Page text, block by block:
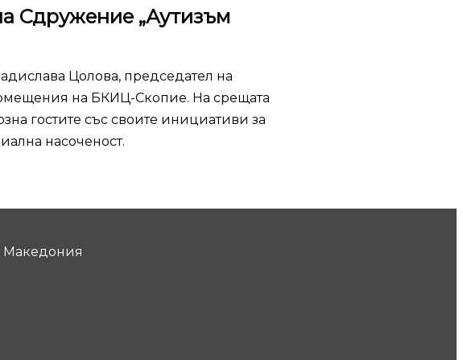
Сдружение „Аутизъм
Цолова, председател на
на БКИЦ-Скопие. На срещата
гостите със своите инициативи за
насоченост.
Македония